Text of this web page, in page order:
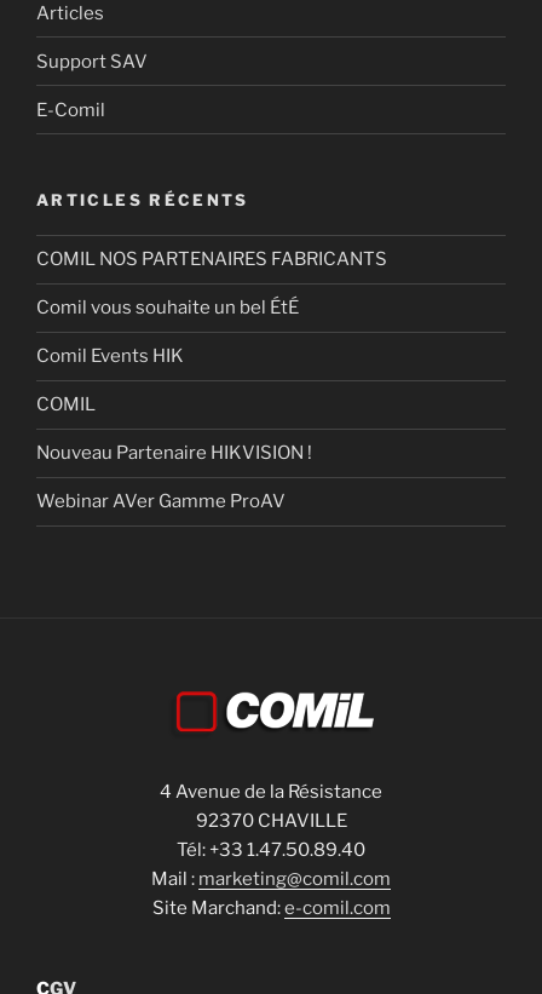
Articles
Support SAV
E-Comil
ARTICLES RÉCENTS
COMIL NOS PARTENAIRES FABRICANTS
Comil vous souhaite un bel ÉtÉ
Comil Events HIK
COMIL
Nouveau Partenaire HIKVISION !
Webinar AVer Gamme ProAV
4 Avenue de la Résistance
92370 CHAVILLE
Tél: +33 1.47.50.89.40
Mail : marketing@comil.com
Site Marchand:e-comil.com
CGV